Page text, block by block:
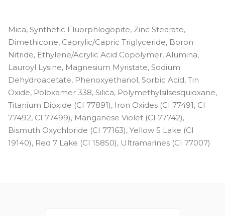
Mica, Synthetic Fluorphlogopite, Zinc Stearate,
Dimethicone, Caprylic/Capric Triglyceride, Boron
Nitride, Ethylene/Acrylic Acid Copolymer, Alumina,
Lauroyl Lysine, Magnesium Myristate, Sodium
Dehydroacetate, Phenoxyethanol, Sorbic Acid, Tin
Oxide, Poloxamer 338, Silica, Polymethylsilsesquioxane,
Titanium Dioxide (CI 77891), Iron Oxides (CI 77491, CI
77492, CI 77499), Manganese Violet (CI 77742),
Bismuth Oxychloride (CI 77163), Yellow 5 Lake (CI
19140), Red 7 Lake (CI 15850), Ultramarines (CI 77007)